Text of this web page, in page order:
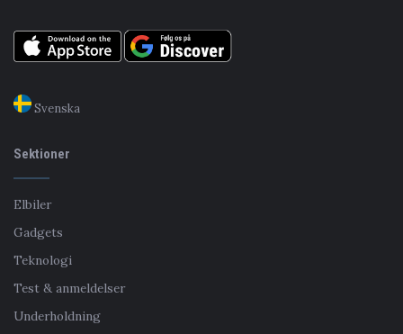
Svenska
Sektioner
Elbiler
Gadgets
Teknologi
Test & anmeldelser
Underholdning